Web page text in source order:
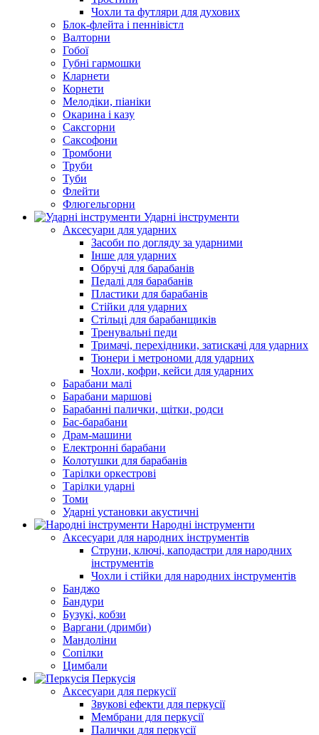
Чохли та футляри для духових
Блок-флейта і пеннівістл
Валторни
Гобої
Губні гармошки
Кларнети
Корнети
Мелодіки, піаніки
Окарина і казу
Саксгорни
Саксофони
Тромбони
Труби
Туби
Флейти
Флюгельгорни
Ударні інструменти
Аксесуари для ударних
Засоби по догляду за ударними
Інше для ударних
Обручі для барабанів
Педалі для барабанів
Пластики для барабанів
Стійки для ударних
Стільці для барабанщиків
Тренувальні педи
Тримачі, перехідники, затискачі для ударних
Тюнери і метрономи для ударних
Чохли, кофри, кейси для ударних
Барабани малі
Барабани маршові
Барабанні палички, щітки, родси
Бас-барабани
Драм-машини
Електронні барабани
Колотушки для барабанів
Тарілки оркестрові
Тарілки ударні
Томи
Ударні установки акустичні
Народні інструменти
Аксесуари для народних інструментів
Струни, ключі, каподастри для народних
інструментів
Чохли і стійки для народних інструментів
Банджо
Бандури
Бузукі, кобзи
Варгани (дримби)
Мандоліни
Сопілки
Цимбали
Перкусія
Аксесуари для перкусії
Звукові ефекти для перкусії
Мембрани для перкусії
Палички для перкусії